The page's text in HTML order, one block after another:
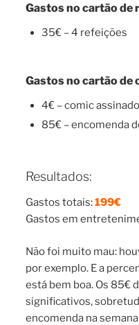
Gastos no cartão de
35€ – 4 refeições
Gastos no cartão de
4€ – comic
85€ – encomenda
Resultados:
Gastos totais:199€
Gastos em
Não foi muito mau:
por exemplo. E a
está bem boa. Os 85€
significativos,
encomenda na